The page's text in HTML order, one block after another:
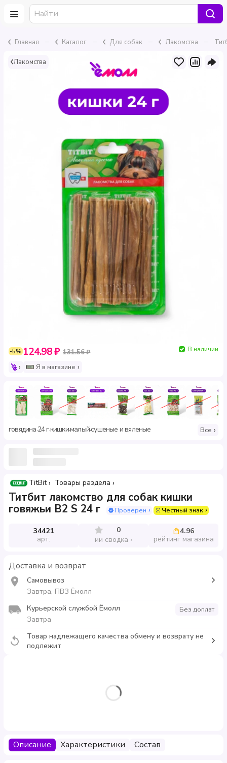
Главная – Каталог – Для собак – Лакомства –
Лакомства
-5% 124.98 ₽ 131.56 ₽
В наличии
Я в магазине
говядина·24 г·кишки·малый·сушеные и вяленые Все
TitBit Товары раздела
Титбит лакомство для собак кишки
говяжьи B2 S 24 г
Проверен Честный знак
34421
арт.
0
ии сводка
4.96
рейтинг магазина
Доставка и возврат
Самовывоз
Завтра, ПВЗ Ёмолл
Курьерской службой Ёмолл
Завтра
Без доплат
Товар надлежащего качества обмену и возврату не
подлежит
Описание Характеристики Состав